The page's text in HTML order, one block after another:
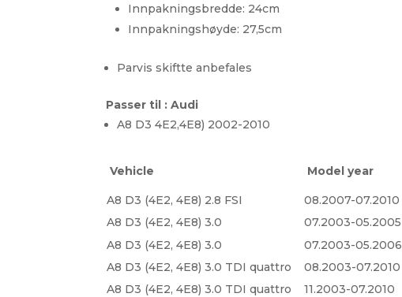
Innpakningsbredde: 24cm
Innpakningshøyde: 27,5cm
Parvis skiftte anbefales
Passer til : Audi
A8 D3 4E2,4E8) 2002-2010
Vehicle Model year
A8 D3 (4E2, 4E8) 2.8 FSI 08.2007-07.2010
A8 D3 (4E2, 4E8) 3.0
07.2003-05.2005
A8 D3 (4E2, 4E8) 3.0
07.2003-05.2006
A8 D3 (4E2, 4E8) 3.0 TDI quattro
08.2003-07.2010
A8 D3 (4E2, 4E8) 3.0 TDI quattro
11.2003-07.2010